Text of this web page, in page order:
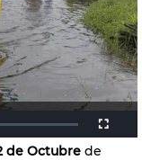
de Octubre de